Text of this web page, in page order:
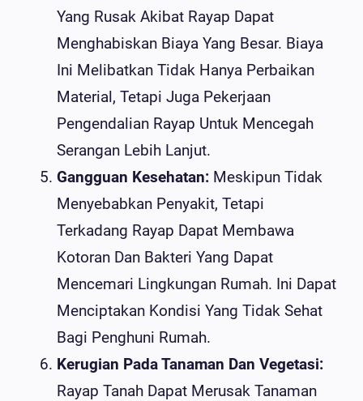
Yang Rusak Akibat Rayap Dapat
Menghabiskan Biaya Yang Besar. Biaya
Ini Melibatkan Tidak Hanya Perbaikan
Material, Tetapi Juga Pekerjaan
Pengendalian Rayap Untuk Mencegah
Serangan Lebih Lanjut.
Gangguan Kesehatan: Meskipun Tidak
Menyebabkan Penyakit, Tetapi
Terkadang Rayap Dapat Membawa
Kotoran Dan Bakteri Yang Dapat
Mencemari Lingkungan Rumah. Ini Dapat
Menciptakan Kondisi Yang Tidak Sehat
Bagi Penghuni Rumah.
Kerugian Pada Tanaman Dan Vegetasi:
Rayap Tanah Dapat Merusak Tanaman